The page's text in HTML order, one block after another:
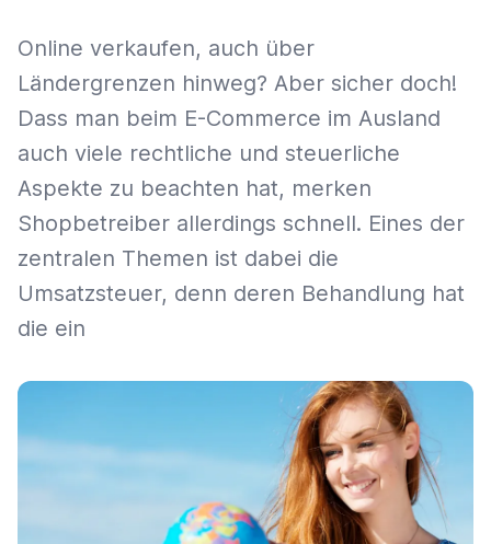
Online verkaufen, auch über
Ländergrenzen hinweg? Aber sicher doch!
Dass man beim E-Commerce im Ausland
auch viele rechtliche und steuerliche
Aspekte zu beachten hat, merken
Shopbetreiber allerdings schnell. Eines der
zentralen Themen ist dabei die
Umsatzsteuer, denn deren Behandlung hat
die ein